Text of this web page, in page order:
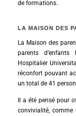
de formations.
LA MAISON DES
La Maison des
parents
Hospitalier
réconfort pouvant
un total de 41
Il a été pensé pour
convivialité, comme